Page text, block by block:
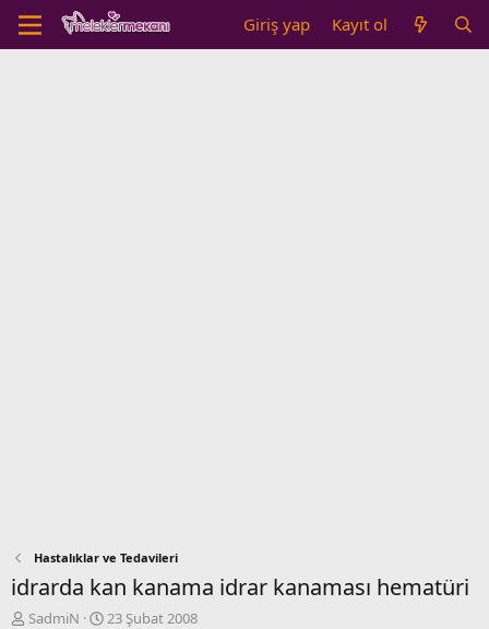
Giriş yap Kayıt ol
Hastalıklar ve Tedavileri
idrarda kan kanama idrar kanaması hematüri
K
SadmiN
B
23 Şubat 2008